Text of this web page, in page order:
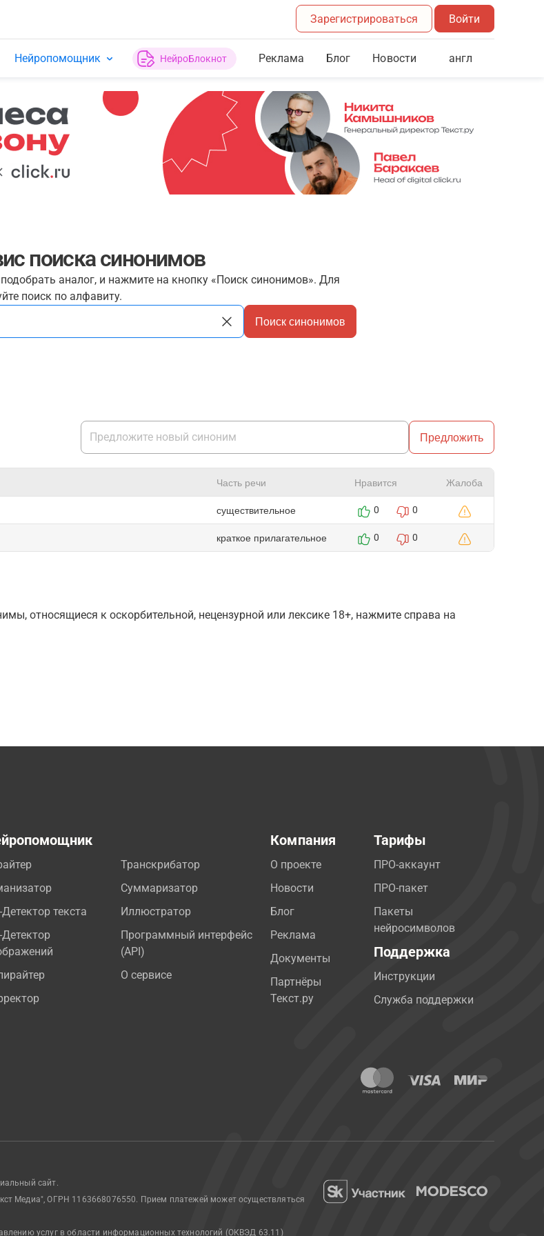
Зарегистрироваться Войти
Нейропомощник НейроБлокнот Реклама Блог Новости англ
поиска синонимов
аналог, и нажмите на кнопку «Поиск синонимов». Для
поиск по алфавиту.
Поиск синонимов
Предложить
Часть речи Нравится Жалоба
существительное 0 0
краткое прилагательное 0 0
относящиеся к оскорбительной, нецензурной или лексике 18+, нажмите справа на
текста
Транскрибатор
Суммаризатор
Иллюстратор
Программный интерфейс
(API)
О сервисе
Компания
О проекте
Новости
Блог
Реклама
Документы
Партнёры
Текст.ру
Тарифы
ПРО-аккаунт
ПРО-пакет
Пакеты
нейросимволов
Поддержка
Инструкции
Служба поддержки
сайт.
Медиа", ОГРН 1163668076550. Прием платежей может осуществляться
услуг в области информационных технологий (ОКВЭД 63.11)